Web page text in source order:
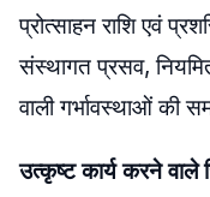
प्रोत्साहन राशि एवं
संस्थागत प्रसव,
वाली गर्भावस्थाओं की
उत्कृष्ट कार्य करने वाले